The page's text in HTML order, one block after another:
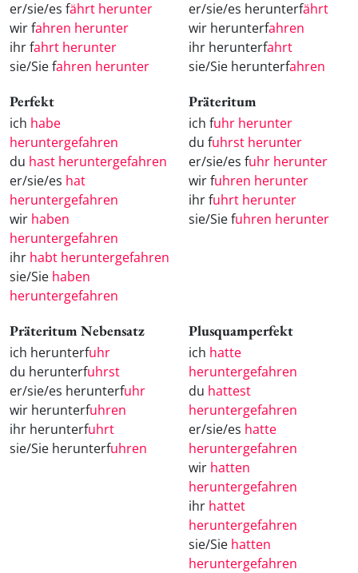
er/sie/es fährt herunter
wir fahren herunter
ihr fahrt herunter
sie/Sie fahren herunter
er/sie/es herunterfährt
wir herunterfahren
ihr herunterfahrt
sie/Sie herunterfahren
Perfekt
ich habe
heruntergefahren
du hast heruntergefahren
er/sie/es hat
heruntergefahren
wir haben
heruntergefahren
ihr habt heruntergefahren
sie/Sie haben
heruntergefahren
Präteritum
ich fuhr herunter
du fuhrst herunter
er/sie/es fuhr herunter
wir fuhren herunter
ihr fuhrt herunter
sie/Sie fuhren herunter
Präteritum Nebensatz
ich herunterfuhr
du herunterfuhrst
er/sie/es herunterfuhr
wir herunterfuhren
ihr herunterfuhrt
sie/Sie herunterfuhren
Plusquamperfekt
ich hatte
heruntergefahren
du hattest
heruntergefahren
er/sie/es hatte
heruntergefahren
wir hatten
heruntergefahren
ihr hattet
heruntergefahren
sie/Sie hatten
heruntergefahren